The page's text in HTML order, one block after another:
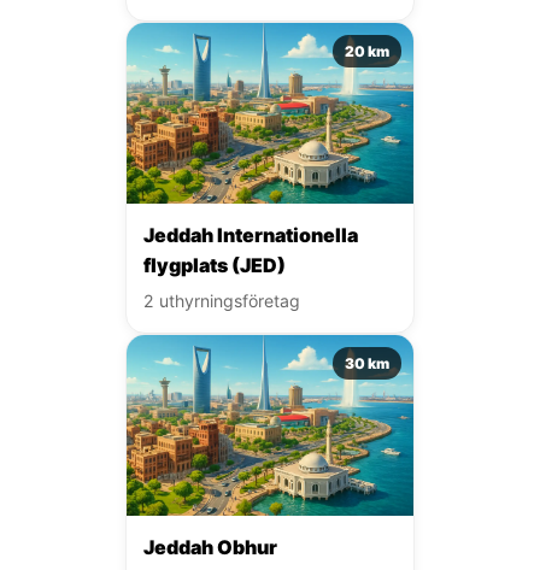
20 km
Jeddah Internationella
flygplats (JED)
2 uthyrningsföretag
30 km
Jeddah Obhur